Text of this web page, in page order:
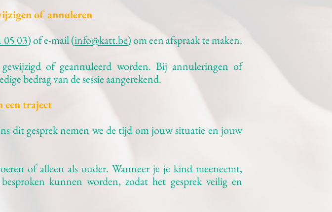
of annuleren
05 03) of e-mail (info@katt.be) om een afspraak te maken.
of geannuleerd worden. Bij annuleringen of
bedrag van de sessie aangerekend.
een traject
dit gesprek nemen we de tijd om jouw situatie en jouw
of alleen als ouder. Wanneer je je kind meeneemt,
kunnen worden, zodat het gesprek veilig en